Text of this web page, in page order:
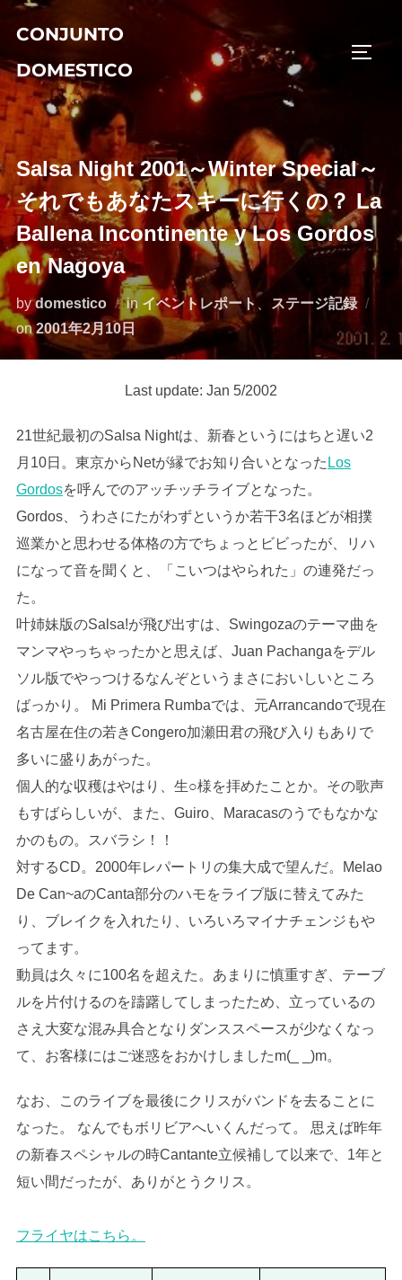
テ
ン
ツ
ス
キ
ッ
プ
CONJUNTO
DOMESTICO
Salsa Night 2001～Winter Special～
それでもあなたスキーに行くの？ La
Ballena Incontinente y Los Gordos
en Nagoya
bydomestico inイベントレポート
ステージ記録
on投
2001年2月10日
Last update: Jan 5/2002
21世紀最初のSalsa Nightは、新春というにはちと遅い2
月10日。東京からNetが縁でお知り合いとなった Los
Gordosを呼んでのアッチッチライブとなった。
Gordos、うわさにたがわずというか若干3名ほどが相撲
巡業かと思わせる体格の方でちょっとビビったが、リハ
になって音を聞くと、「こいつはやられた」の連発だっ
た。
叶姉妹版のSalsa!が飛び出すは、Swingozaのテーマ曲を
マンマやっちゃったかと思えば、Juan Pachangaをデル
ソル版でやっつけるなんぞというまさにおいしいところ
ばっかり。 Mi Primera Rumbaでは、元Arrancandoで現在
名古屋在住の若きCongero加瀬田君の飛び入りもありで
多いに盛りあがった。
個人的な収穫はやはり、生○様を拝めたことか。その歌声
もすばらしいが、また、Guiro、Maracasのうでもなかな
かのもの。スバラシ！！
対するCD。2000年レパートリの集大成で望んだ。Melao
De Can~aのCanta部分のハモをライブ版に替えてみた
り、ブレイクを入れたり、いろいろマイナチェンジもや
ってます。
動員は久々に100名を超えた。あまりに慎重すぎ、テーブ
ルを片付けるのを躊躇してしまったため、立っているの
さえ大変な混み具合となりダンススペースが少なくなっ
て、お客様にはご迷惑をおかけしましたm(_ _)m。
なお、このライブを最後にクリスがバンドを去ることに
なった。 なんでもボリビアへいくんだって。 思えば昨年
の新春スペシャルの時Cantante立候補して以来で、1年と
短い間だったが、ありがとうクリス。
フライヤはこちら。